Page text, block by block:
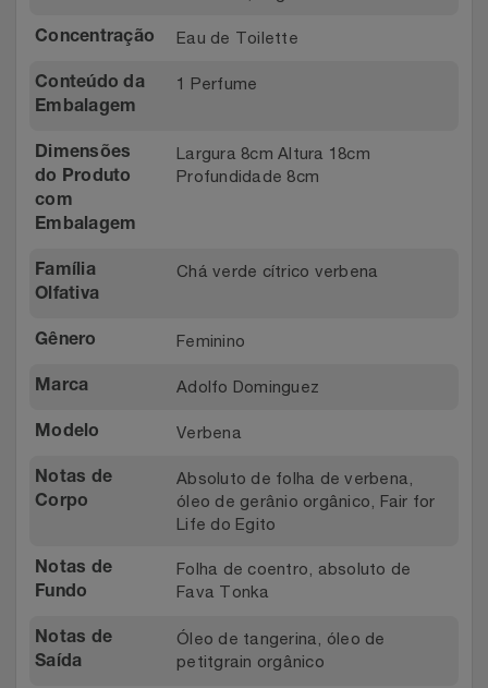
Concentração Eau de Toilette
Conteúdo da
Embalagem
1 Perfume
Dimensões
do Produto
com
Embalagem
Largura 8cm Altura 18cm
Profundidade 8cm
Família
Olfativa
Chá verde cítrico verbena
Gênero Feminino
Marca Adolfo Dominguez
Modelo Verbena
Notas de
Corpo
Absoluto de folha de verbena,
óleo de gerânio orgânico, Fair for
Life do Egito
Notas de
Fundo
Folha de coentro, absoluto de
Fava Tonka
Notas de
Saída
Óleo de tangerina, óleo de
petitgrain orgânico